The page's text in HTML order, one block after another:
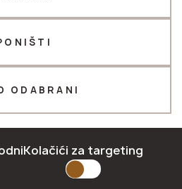
CAESARSTONE
Upute i preporuke
ODABRANI
Kolačići za targeting